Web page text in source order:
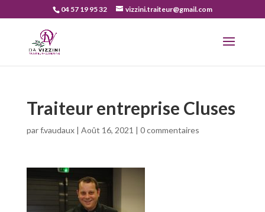
04 57 19 95 32 vizzini.traiteur@gmail.com
Traiteur entreprise Cluses
parf.vaudaux| Août 16, 2021 | 0 commentaires